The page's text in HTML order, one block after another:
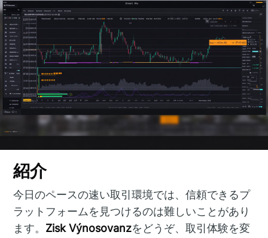
紹介
今日のペースの速い取引環境では、信頼できるプ
ラットフォームを見つけるのは難しいことがあり
ます。 Zisk Výnosovanzをどうぞ、取引体験を変